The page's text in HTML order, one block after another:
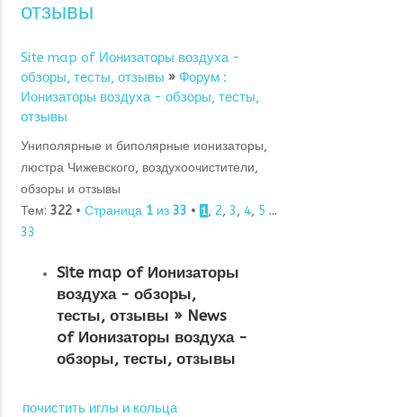
отзывы
Site map of Ионизаторы воздуха -
обзоры, тесты, отзывы » Форум :
Ионизаторы воздуха - обзоры, тесты,
отзывы
Униполярные и биполярные ионизаторы,
люстра Чижевского, воздухоочистители,
обзоры и отзывы
Тем: 322 • Страница 1 из 33 • 1 , 2, 3, 4, 5 ...
33
Site map of Ионизаторы
воздуха - обзоры,
тесты, отзывы » News
of Ионизаторы воздуха -
обзоры, тесты, отзывы
почистить иглы и кольца